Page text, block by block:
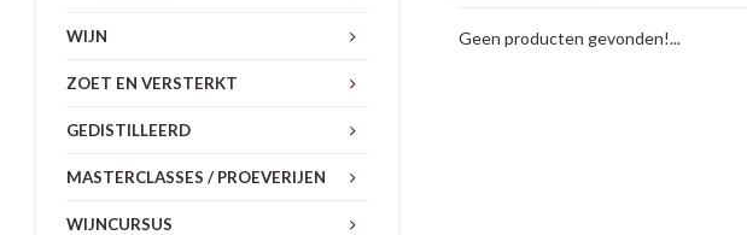
WIJN
ZOET EN VERSTERKT
GEDISTILLEERD
MASTERCLASSES / PROEVERIJEN
WIJNCURSUS
Geen producten gevonden!...